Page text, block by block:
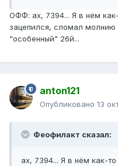
ОФФ: ах, 7394... Я в нём
зацепился, сломал молнию
"особенный" 26й...
anton121
Опубликовано 13
Феофилакт сказал:
ах, 7394... Я в нём как-